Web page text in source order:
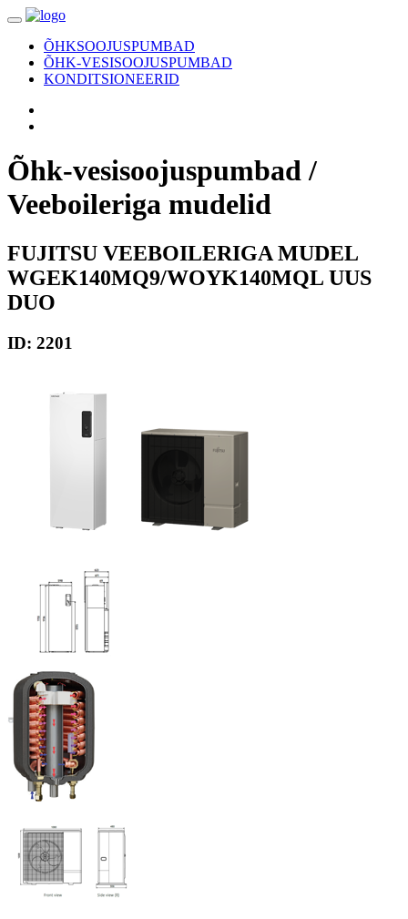
ÕHKSOOJUSPUMBAD
ÕHK-VESISOOJUSPUMBAD
KONDITSIONEERID
Õhk-vesisoojuspumbad /
Veeboileriga mudelid
FUJITSU VEEBOILERIGA MUDEL
WGEK140MQ9/WOYK140MQL UUS
DUO
ID: 2201